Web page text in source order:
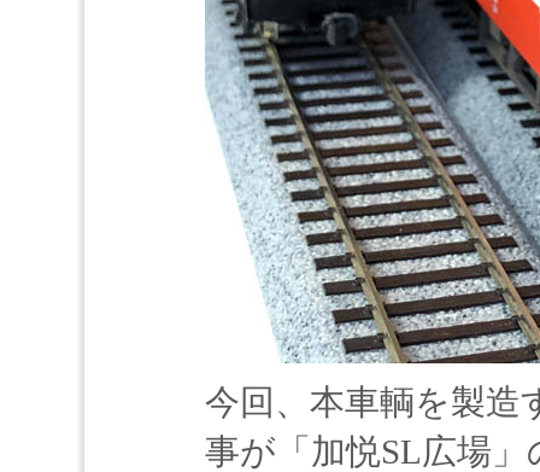
今回、本車輌を製造
事が「加悦SL広場